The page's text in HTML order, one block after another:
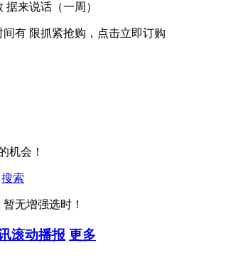
来说话（一周）
有 限抓紧抢购，点击立即订购
机会！
搜索
无增强选时！
滚动播报 更多